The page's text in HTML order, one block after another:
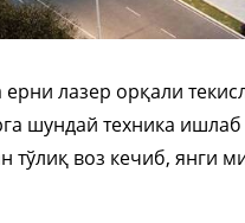
ерни лазер орқали
шундай техника
тўлиқ воз кечиб, янги